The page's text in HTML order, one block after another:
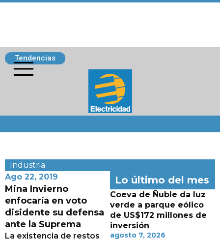
Tendencias
Industria
Ago 22, 2019
Mina Invierno
enfocaría en voto
disidente su defensa
ante la Suprema
La existencia de restos
Lo último del mes
Coeva de Ñuble da luz
verde a parque eólico
de US$172 millones de
inversión
agosto 7, 2026